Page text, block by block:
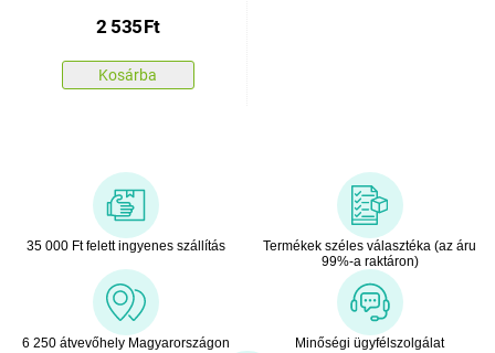
2 535Ft
Kosárba
35 000 Ft felett ingyenes szállítás
Termékek széles választéka (az áru
99%-a raktáron)
6 250 átvevőhely Magyarországon Minőségi ügyfélszolgálat